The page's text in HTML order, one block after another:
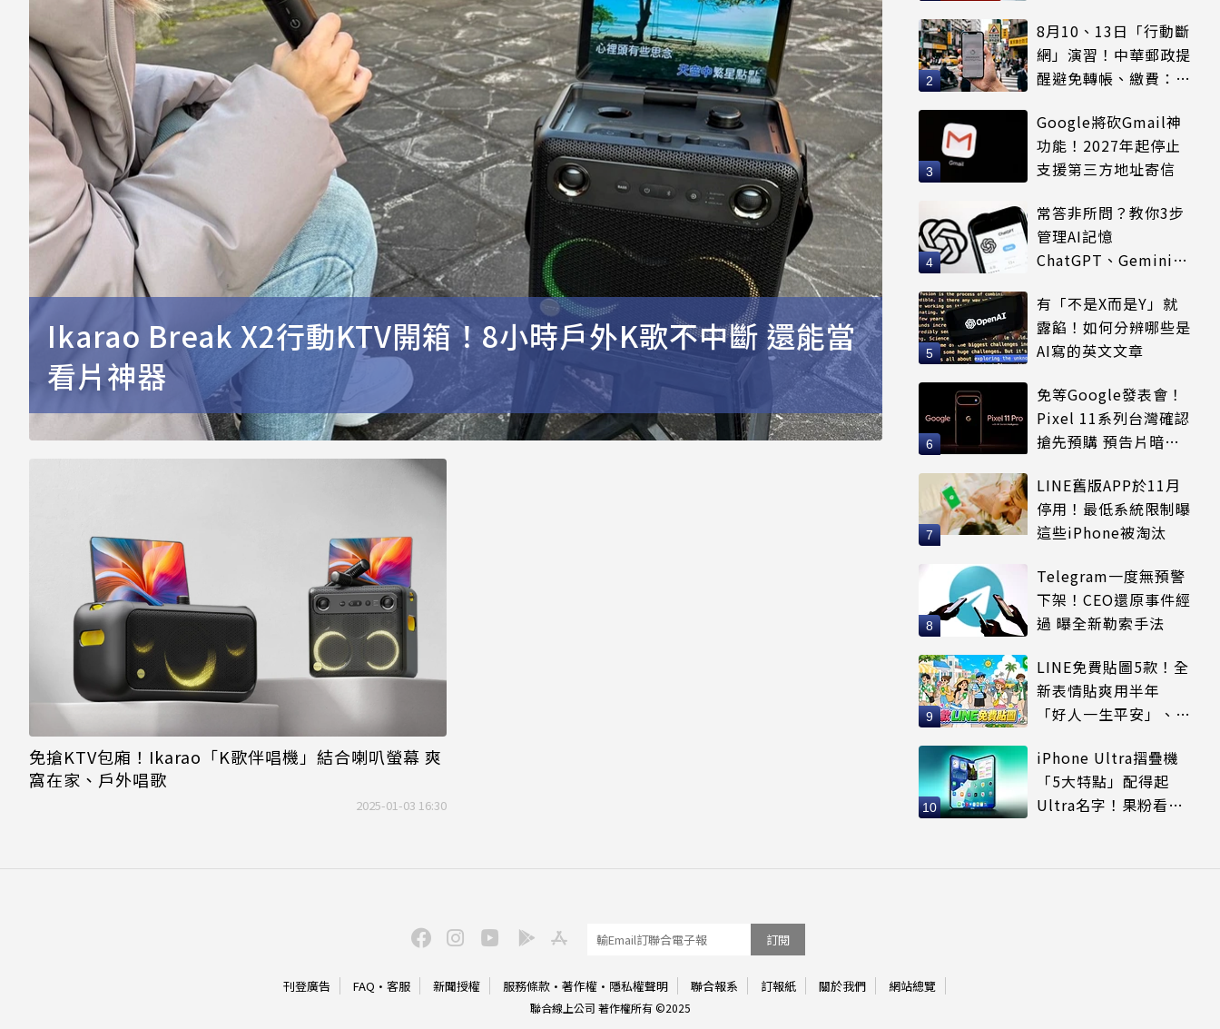
Ikarao Break X2行動KTV開箱！8小時戶外K歌不中斷 還能當
看片神器
免搶KTV包廂！Ikarao「K歌伴唱機」結合喇叭螢幕 爽
窩在家、戶外唱歌
2025-01-03 16:30
8月10、13日「行動斷
網」演習！中華郵政提
醒避免轉帳、繳費：務
Google將砍Gmail神
功能！2027年起停止
支援第三方地址寄信
常答非所問？教你3步
管理AI記憶
ChatGPT、Gemini都
有「不是X而是Y」就
露餡！如何分辨哪些是
AI寫的英文文章
免等Google發表會！
Pixel 11系列台灣確認
搶先預購 預告片暗示
LINE舊版APP於11月
停用！最低系統限制曝
這些iPhone被淘汰
Telegram一度無預警
下架！CEO還原事件經
過 曝全新勒索手法
LINE免費貼圖5款！全
新表情貼爽用半年
「好人一生平安」、
iPhone Ultra摺疊機
「5大特點」配得起
Ultra名字！果粉看完
訂閱
刊登廣告 FAQ · 客服 新聞授權 服務條款 · 著作權 · 隱私權聲明 聯合報系 訂報紙 關於我們 網站總覽
聯合線上公司 著作權所有 ©2025